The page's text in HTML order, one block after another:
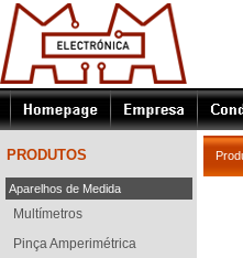
PRODUTOS
Aparelhos de Medida
Multímetros
Pinça Amperimétrica